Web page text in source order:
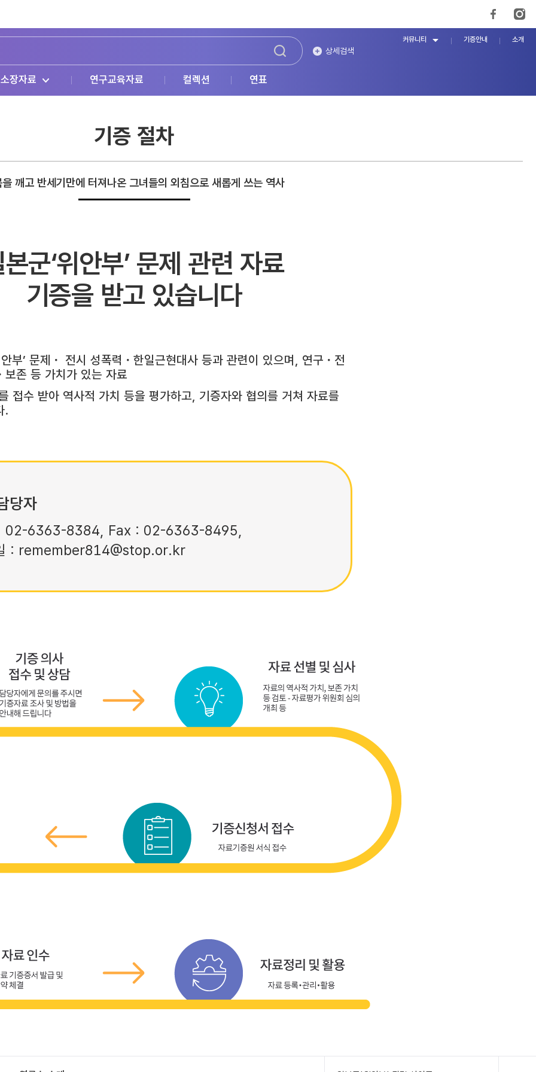
상세검색
소장자료 연구교육자료 컬렉션 연표
커뮤니티 기증안내 소개
기증 절차
깨고 반세기만에 터져나온 그녀들의 외침으로 새롭게 쓰는 역사
군‘위안부’ 문제 관련 자료
기증을 받고 있습니다
부’ 문제・ 전시 성폭력・한일근현대사 등과 관련이 있으며, 연구・전
보존 등 가치가 있는 자료
접수 받아 역사적 가치 등을 평가하고, 기증자와 협의를 거쳐 자료를
.
당자
02-6363-8384, Fax : 02-6363-8495,
: remember814@stop.or.kr